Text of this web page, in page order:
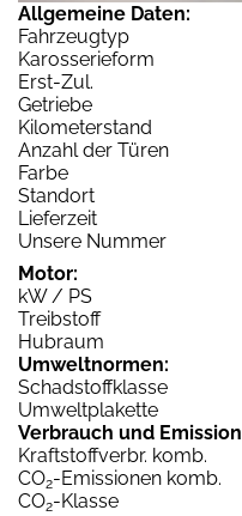
Allgemeine Daten:
Fahrzeugtyp
Karosserieform
Erst-Zul.
Getriebe
Kilometerstand
Anzahl der Türen
Farbe
Standort
Lieferzeit
Unsere Nummer
Motor:
kW / PS
Treibstoff
Hubraum
Umweltnormen:
Schadstoffklasse
Umweltplakette
Verbrauch und
Kraftstoffverbr. komb.
CO2-Emissionen komb.
CO2-Klasse